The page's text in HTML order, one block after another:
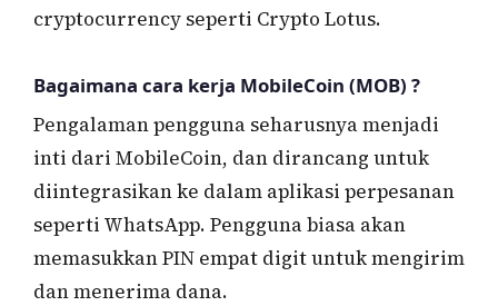
cryptocurrency seperti Crypto Lotus.
Bagaimana cara kerja MobileCoin (MOB) ?
Pengalaman pengguna seharusnya menjadi
inti dari MobileCoin, dan dirancang untuk
diintegrasikan ke dalam aplikasi perpesanan
seperti WhatsApp. Pengguna biasa akan
memasukkan PIN empat digit untuk mengirim
dan menerima dana.